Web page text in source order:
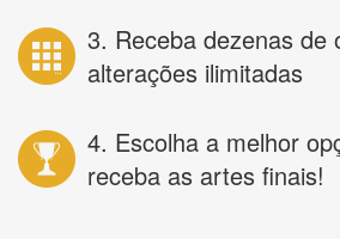
3. Receba dezenas de
alterações ilimitadas
4. Escolha a melhor
receba as artes finais!